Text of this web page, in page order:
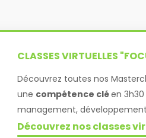
CLASSES VIRTUELLES
Découvrez toutes nos
une compétence cléen
management,
Découvrez nos classes